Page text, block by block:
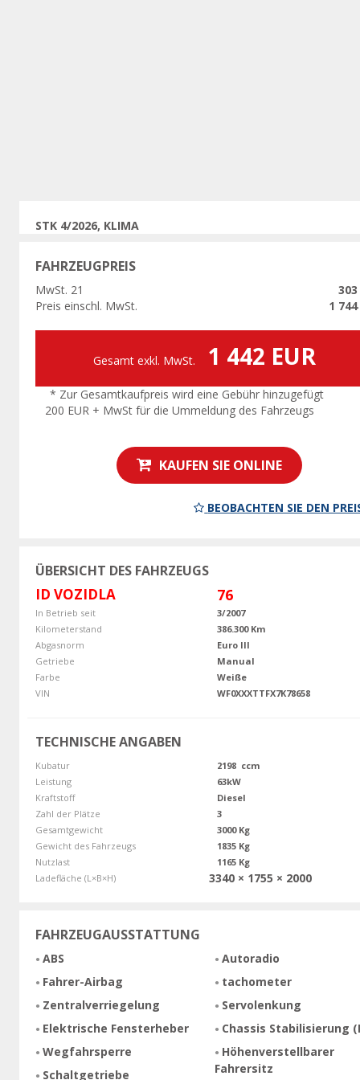
STK 4/2026, KLIMA
FAHRZEUGPREIS
MwSt. 21
303
Preis einschl. MwSt.
1 744
Gesamt exkl. MwSt. 1 442 EUR
* Zur Gesamtkaufpreis wird eine Gebühr hinzugefügt
200 EUR + MwSt für die Ummeldung des Fahrzeugs
KAUFEN SIE ONLINE
BEOBACHTEN SIE DEN
ÜBERSICHT DES FAHRZEUGS
ID VOZIDLA 76
In Betrieb seit
3/2007
Kilometerstand
386.300 Km
Abgasnorm
Euro III
Getriebe
Manual
Farbe
Weiße
VIN
WF0XXXTTFX7K78658
TECHNISCHE ANGABEN
Kubatur
2198 ccm
Leistung
63kW
Kraftstoff
Diesel
Zahl der Plätze
3
Gesamtgewicht
3000 Kg
Gewicht des Fahrzeugs
1835 Kg
Nutzlast
1165 Kg
Ladefläche (L×B×H)
3340 × 1755 × 2000
FAHRZEUGAUSSTATTUNG
ABS
Fahrer-Airbag
Zentralverriegelung
Elektrische Fensterheber
Wegfahrsperre
Schaltgetriebe
Autoradio
tachometer
Servolenkung
Chassis Stabilisierung
Höhenverstellbarer
Fahrersitz